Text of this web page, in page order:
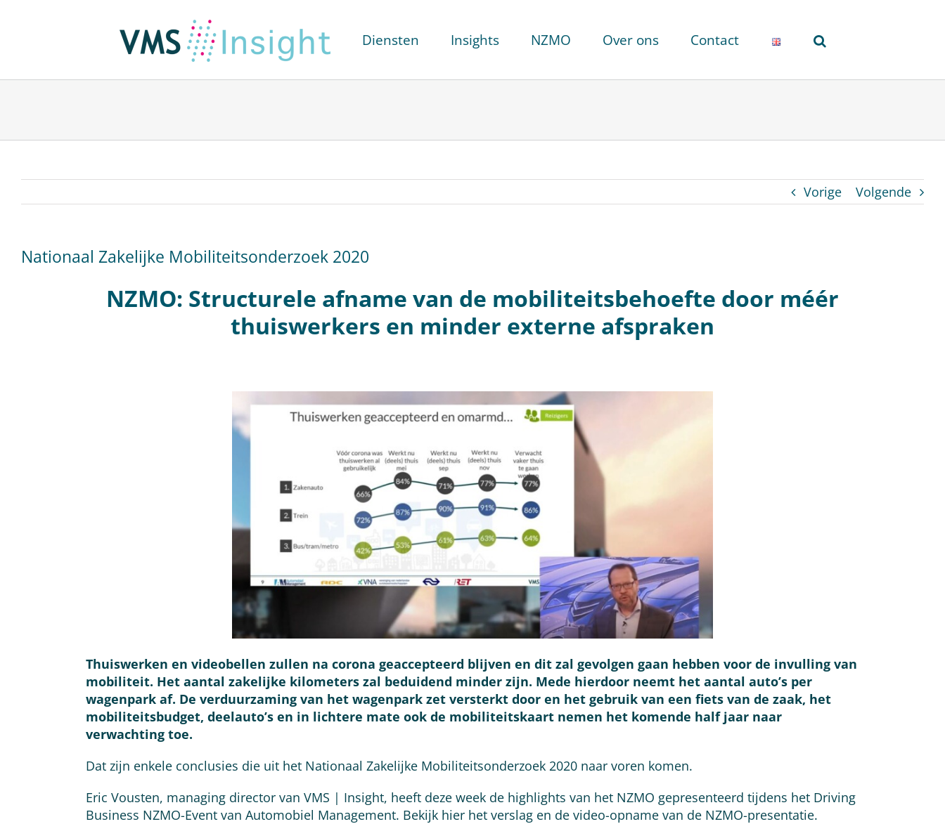
Diensten Insights NZMO Over ons Contact
Vorige Volgende
Nationaal Zakelijke Mobiliteitsonderzoek 2020
NZMO: Structurele afname van de mobiliteitsbehoefte door méér
thuiswerkers en minder externe afspraken
Thuiswerken en videobellen zullen na corona geaccepteerd blijven en dit zal gevolgen gaan hebben voor de invulling van
mobiliteit. Het aantal zakelijke kilometers zal beduidend minder zijn. Mede hierdoor neemt het aantal auto’s per
wagenpark af. De verduurzaming van het wagenpark zet versterkt door en het gebruik van een fiets van de zaak, het
mobiliteitsbudget, deelauto’s en in lichtere mate ook de mobiliteitskaart nemen het komende half jaar naar
verwachting toe.
Dat zijn enkele conclusies die uit het Nationaal Zakelijke Mobiliteitsonderzoek 2020 naar voren komen.
Eric Vousten, managing director van VMS | Insight, heeft deze week de highlights van het NZMO gepresenteerd tijdens het Driving
Business NZMO-Event van Automobiel Management. Bekijk hier het verslag en de video-opname van de NZMO-presentatie.